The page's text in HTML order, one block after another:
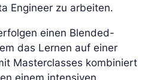
Engineer zu arbeiten.
einen Blended-
das Lernen auf einer
Masterclasses kombiniert
einem intensiven